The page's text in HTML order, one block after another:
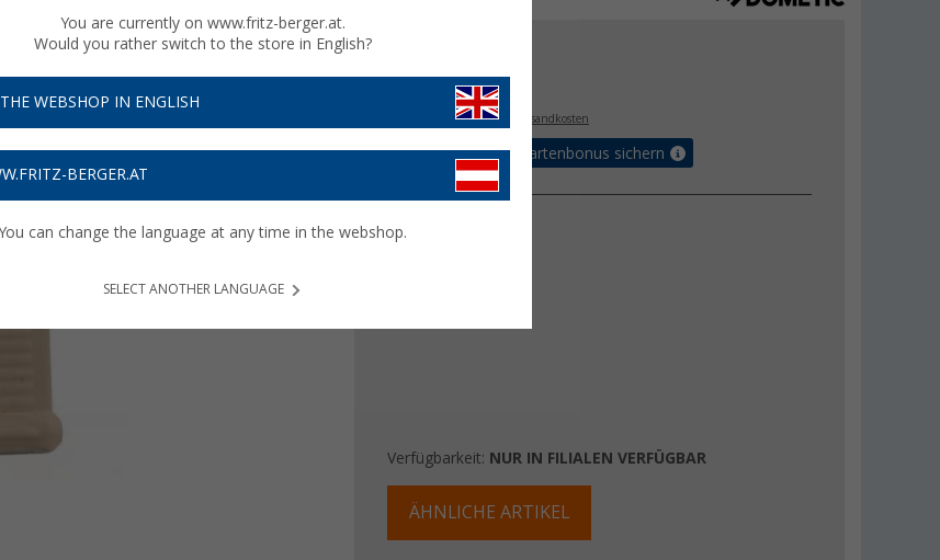
6,99€
Preise inkl. MwSt.,zzgl. Versandkosten
Bis zu 5% Vorteilskartenbonus sichern
Verfügbarkeit: NUR IN FILIALEN VERFÜGBAR
ÄHNLICHE ARTIKEL
You are currently on www.fritz-berger.at.
Would you rather switch to the store in English?
WEBSHOP IN ENGLISH
BERGER.AT
You can change the language at any time in the webshop.
SELECT ANOTHER LANGUAGE